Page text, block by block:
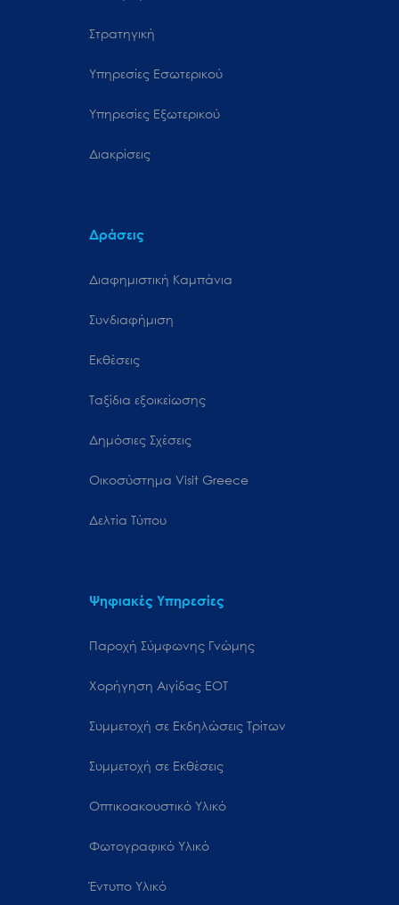
Στρατηγική
Υπηρεσίες Εσωτερικού
Υπηρεσίες Εξωτερικού
Διακρίσεις
Δράσεις
Διαφημιστική Καμπάνια
Συνδιαφήμιση
Εκθέσεις
Ταξίδια εξοικείωσης
Δημόσιες Σχέσεις
Oικοσύστημα Visit Greece
Δελτία Τύπου
Ψηφιακές Υπηρεσίες
Παροχή Σύμφωνης Γνώμης
Χορήγηση Αιγίδας ΕΟΤ
Συμμετοχή σε Εκδηλώσεις Τρίτων
Συμμετοχή σε Εκθέσεις
Οπτικοακουστικό Υλικό
Φωτογραφικό Υλικό
Έντυπο Υλικό